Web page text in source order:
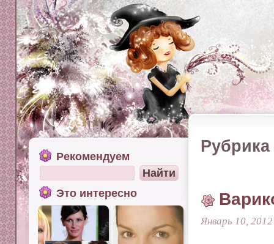
Рубрика
Январь 10, 2012
Рекомендуем
Это интересно